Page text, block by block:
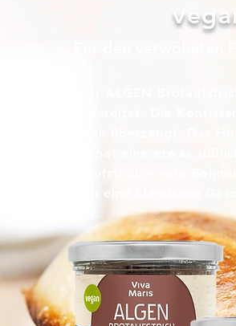
Kidneybohnen eine klassische